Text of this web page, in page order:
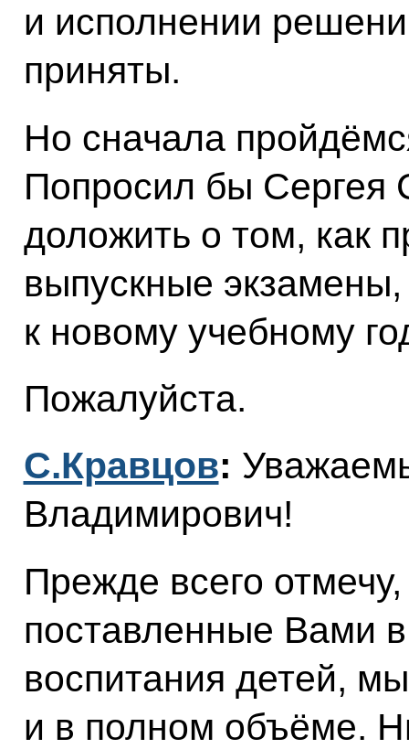
и исполнении
приняты.
Но сначала
Попросил бы Сергея
доложить о том, как
выпускные экзамены,
к новому учебному
Пожалуйста.
С.Кравцов:
Владимирович!
Прежде всего
поставленные Вами
воспитания детей,
и в полном объёме.